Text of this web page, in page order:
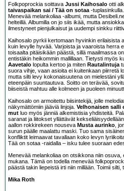
Folkpoprockia soittava Jussi Kaihosalo otti
taivaspaikan sai / Tää on sotaa -
Menevää melankoliaa -albumi, mutta
helteillä. Albumilla on jo siis ikää, mutta
ilmestyneet pienjulkaisut ja uudempi sinkku
Kaihosalo pyrkii kertomaan hyvinkin erilaisista
kuin levylle hyvää. Varjoista ja vaaroista herra
toisaalta pitäisikään päästä, sillä maailmassa
entistäkin heikommin mallillaan. Tietysti myös
Aavetalo lopulta kertoo ja miten Rautalintuja
suora vihje, vaan asioita ei kuitenkaan piirretä
mutta silti levy kokonaisuutena on mielestäni
eteenpäin suuntautuva. Soitto on terävää,
biiseistä mahtuu alle kolmeen ja puoleen
Kaihosalo on armoitettu biisintekijä, jolle
näkymättömiin jääviä linjoja. Velhonaisen salli
mut luo myös jänniä alkemistisia yhdisteitä.
saranat ja liitokset yllättävät
aallon rokkirekeen nouseva Musta aurinko ,
surun päälle maalattu maski. Tuo sama
konfliktit leimaavat tavallaan koko levyn
Tää on sotaa -raidalla – isku tulee suoraan
Menevää melankoliaa on otsikkona niin
mukana. Tämä on todella menevää
päästä takin liepeistä irti niin millään. Toimii silti,
Mika Roth